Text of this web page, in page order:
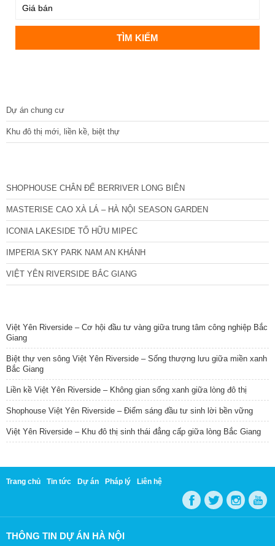
Dự án chung cư
Khu đô thị mới, liền kề, biệt thự
SHOPHOUSE CHÂN ĐẾ BERRIVER LONG BIÊN
MASTERISE CAO XÀ LÁ – HÀ NỘI SEASON GARDEN
ICONIA LAKESIDE TỐ HỮU MIPEC
IMPERIA SKY PARK NAM AN KHÁNH
VIỆT YÊN RIVERSIDE BẮC GIANG
Việt Yên Riverside – Cơ hội đầu tư vàng giữa trung tâm công nghiệp Bắc
Giang
Biệt thự ven sông Việt Yên Riverside – Sống thượng lưu giữa miền xanh
Bắc Giang
Liền kề Việt Yên Riverside – Không gian sống xanh giữa lòng đô thị
Shophouse Việt Yên Riverside – Điểm sáng đầu tư sinh lời bền vững
Việt Yên Riverside – Khu đô thị sinh thái đẳng cấp giữa lòng Bắc Giang
Trang chủ Tin tức Dự án Pháp lý Liên hệ
THÔNG TIN DỰ ÁN HÀ NỘI